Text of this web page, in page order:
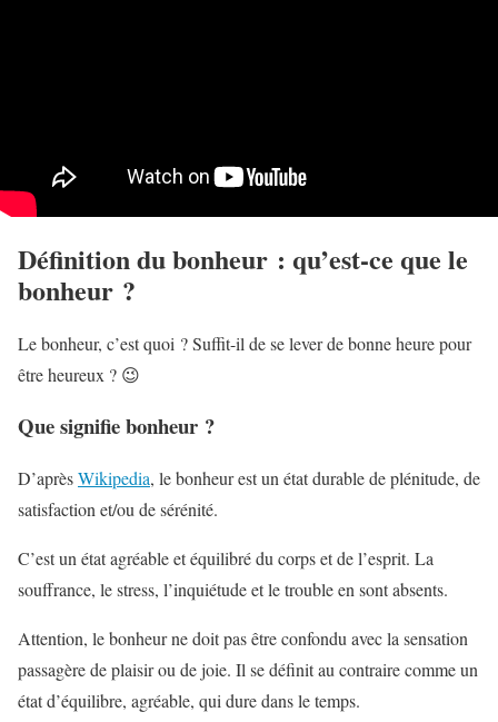
Définition du bonheur : qu’est-ce que le
bonheur ?
Le bonheur, c’est quoi ? Suffit-il de se lever de bonne heure pour
être heureux ? 😉
Que signifie bonheur ?
D’aprèsWikipedia, le bonheur est un état durable de plénitude, de
satisfaction et/ou de sérénité.
C’est un état agréable et équilibré du corps et de l’esprit. La
souffrance, le stress, l’inquiétude et le trouble en sont absents.
Attention, le bonheur ne doit pas être confondu avec la sensation
passagère de plaisir ou de joie. Il se définit au contraire comme un
état d’équilibre, agréable, qui dure dans le temps.